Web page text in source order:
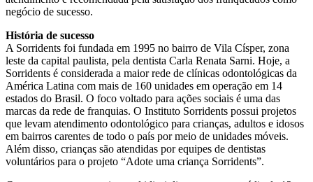
negócio de sucesso.
História de sucesso
A Sorridents foi fundada em 1995 no bairro de Vila Císper, zona
leste da capital paulista, pela dentista Carla Renata Sarni. Hoje, a
Sorridents é considerada a maior rede de clínicas odontológicas da
América Latina com mais de 160 unidades em operação em 14
estados do Brasil. O foco voltado para ações sociais é uma das
marcas da rede de franquias. O Instituto Sorridents possui projetos
que levam atendimento odontológico para crianças, adultos e idosos
em bairros carentes de todo o país por meio de unidades móveis.
Além disso, crianças são atendidas por equipes de dentistas
voluntários para o projeto “Adote uma criança Sorridents”.